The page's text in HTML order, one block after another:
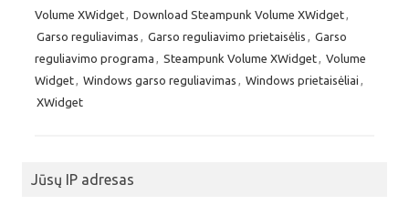
Volume XWidget
Download Steampunk Volume XWidget
Garso reguliavimas
Garso reguliavimo prietaisėlis
Garso
reguliavimo programa
Steampunk Volume XWidget
Volume
Widget
Windows garso reguliavimas Windows prietaisėliai
XWidget
Jūsų IP adresas